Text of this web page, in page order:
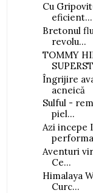
Cu
eficient...
Bretonul
revolu...
TOMMY
Îngrijire
acneică
Sulful -
piel...
Azi incepe
Aventuri
Ce...
Himalaya
Curc...